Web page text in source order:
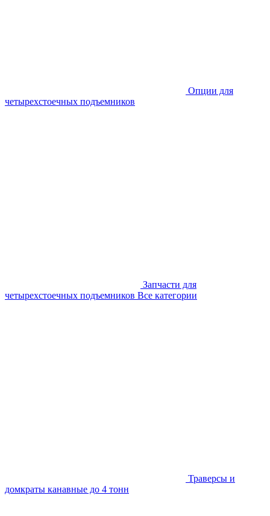
Опции для
четырехстоечных подъемников
Запчасти для
четырехстоечных подъемников Все категории
Траверсы и
домкраты канавные до 4 тонн